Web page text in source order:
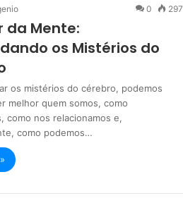
0 297
da Mente:
os Mistérios do
os mistérios do cérebro, podemos
melhor quem somos, como
como nos relacionamos e,
como podemos…